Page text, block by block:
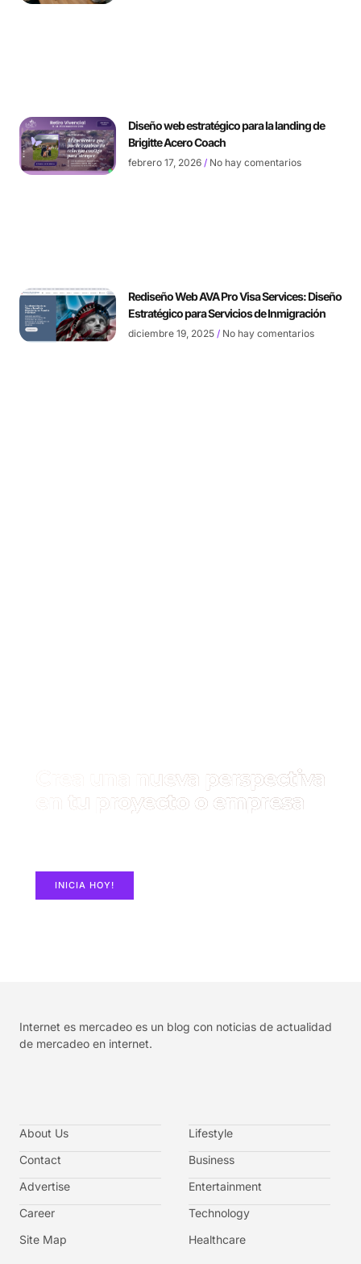
Diseño web estratégico para la landing de
Brigitte Acero Coach
febrero 17, 2026 No hay comentarios
Rediseño Web AVA Pro Visa Services: Diseño
Estratégico para Servicios de Inmigración
diciembre 19, 2025 No hay comentarios
Crea una nueva perspectiva
en tu proyecto o empresa
INICIA HOY!
Internet es mercadeo es un blog con noticias de actualidad
de mercadeo en internet.
About Us
Contact
Advertise
Career
Site Map
Lifestyle
Business
Entertainment
Technology
Healthcare